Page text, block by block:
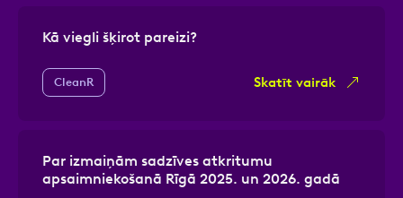
Kā viegli šķirot pareizi?
CleanR Skatīt vairāk
Par izmaiņām sadzīves atkritumu
apsaimniekošanā Rīgā 2025. un 2026. gadā